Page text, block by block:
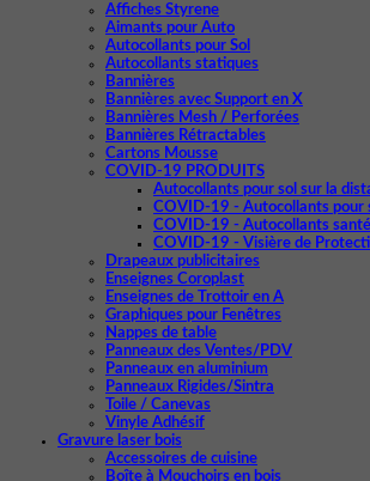
Affiches Styrene
Aimants pour Auto
Autocollants pour Sol
Autocollants statiques
Bannières
Bannières avec Support en X
Bannières Mesh / Perforées
Bannières Rétractables
Cartons Mousse
COVID-19 PRODUITS
Autocollants pour sol sur la
COVID-19 - Autocollants pour
COVID-19 - Autocollants
COVID-19 - Visière de
Drapeaux publicitaires
Enseignes Coroplast
Enseignes de Trottoir en A
Graphiques pour Fenêtres
Nappes de table
Panneaux des Ventes/PDV
Panneaux en aluminium
Panneaux Rigides/Sintra
Toile / Canevas
Vinyle Adhésif
Gravure laser bois
Accessoires de cuisine
Boîte à Mouchoirs en bois